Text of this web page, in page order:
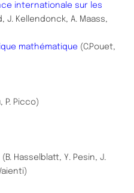
internationale sur les
J. Kellendonck, A. Maass,
mathématique (C.Pouet,
P. Picco)
(B. Hasselblatt, Y. Pesin, J.